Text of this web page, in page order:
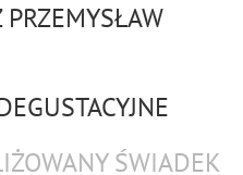
ŚWIADEK